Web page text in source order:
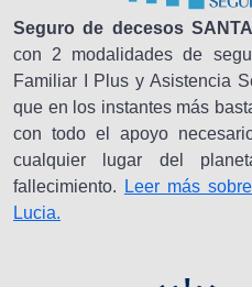
Seguro de decesos
con 2 modalidades de
Familiar I Plus y Asistencia
que en los instantes más
con todo el apoyo
cualquier lugar del
fallecimiento.
Leer más
Lucia.